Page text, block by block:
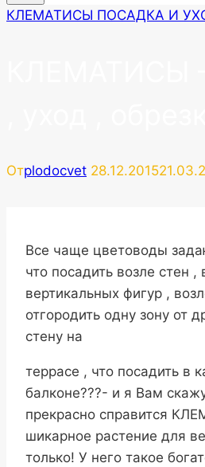
КЛЕМАТИСЫ ПОСАДКА И
Отplodocvet 28.12.2015
Все чаще цветоводы
что посадить возле стен ,
вертикальных фигур ,
отгородить одну зону от
стену на
террасе , что посадить в
балконе???- и я Вам
прекрасно справится
шикарное растение для
только! У него такое